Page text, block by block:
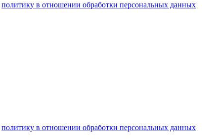
политику в отношении обработки персональных данных
политику в отношении обработки персональных данных